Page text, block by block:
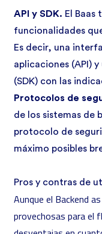
API y SDK. El Baas
funcionalidades
Es decir, una
aplicaciones (API)
(SDK) con las
Protocolos de
de los sistemas de
protocolo de
máximo posibles
Pros y contras de
Aunque el Backend
provechosas para el